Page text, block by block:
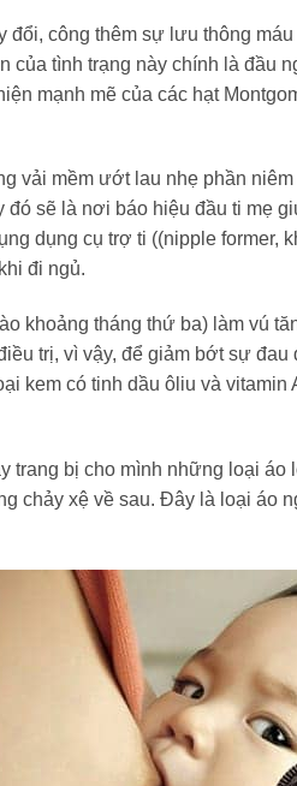
đổi, công thêm sự lưu thông
của tình trạng này chính là đầu
mạnh mẽ của các hạt
vải mềm ướt lau nhẹ phần
sẽ là nơi báo hiệu đầu ti mẹ
dụng cụ trợ ti ((nipple former,
đi ngủ.
khoảng tháng thứ ba) làm vú
trị, vì vậy, để giảm bớt sự
kem có tinh dầu ôliu và
trang bị cho mình những loại
chảy xệ về sau. Đây là loại áo